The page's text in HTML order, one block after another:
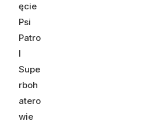
ęcie
Psi
Patro
l
Supe
rboh
atero
wie